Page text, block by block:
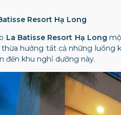
Resort Hạ Long
La Batisse Resort Hạ Long
hưởng tất cả những luồng
đến khu nghỉ dưỡng này.